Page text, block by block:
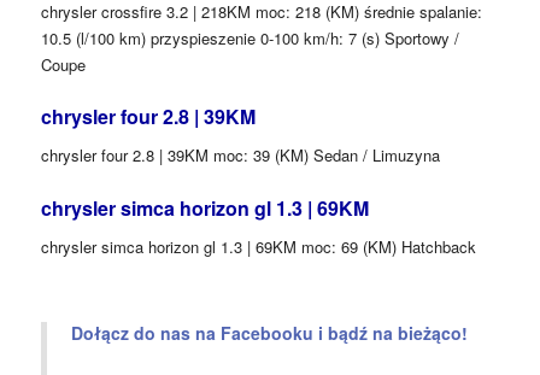
chrysler crossfire 3.2 | 218KM moc: 218 (KM) średnie spalanie:
10.5 (l/100 km) przyspieszenie 0-100 km/h: 7 (s) Sportowy /
Coupe
chrysler four 2.8 | 39KM
chrysler four 2.8 | 39KM moc: 39 (KM) Sedan / Limuzyna
chrysler simca horizon gl 1.3 | 69KM
chrysler simca horizon gl 1.3 | 69KM moc: 69 (KM) Hatchback
Dołącz do nas na Facebooku i bądź na bieżąco!